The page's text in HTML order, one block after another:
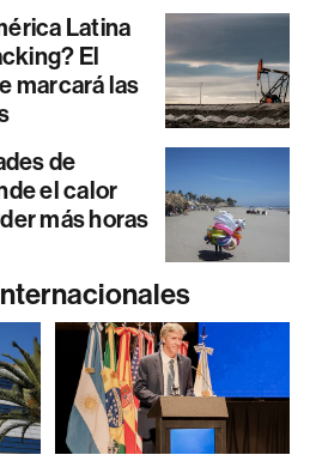
Latina
El
marcará las
de
el calor
más horas